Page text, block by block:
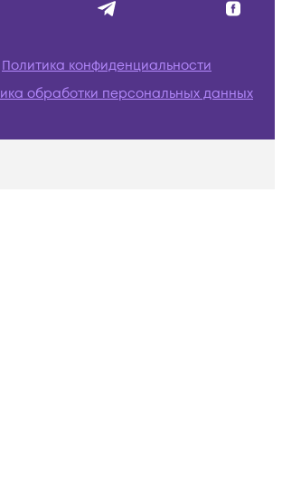
Политика конфиденциальности
обработки персональных данных